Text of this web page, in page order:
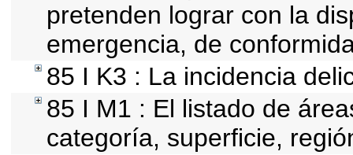
pretenden lograr con la
emergencia, de
85 I K3 : La incidencia
85 I M1 : El listado de
categoría, superficie,